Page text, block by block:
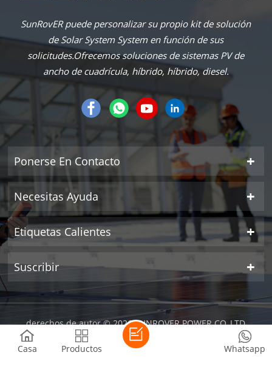
SunRovER puede personalizar su propio kit de solución
de Solar System System en función de sus
solicitudes.Ofrecemos soluciones de sistemas PV de
ancho de cuadrícula, híbrido, híbrido, diesel.
Ponerse En Contacto
Necesitas Ayuda
Etiquetas Calientes
Suscribir
derechos de autor © 2026 SUNROVER POWER CO.,LTD
reservados todos los derechos.| compatible con la red ipv6
Casa
Productos Whatsapp